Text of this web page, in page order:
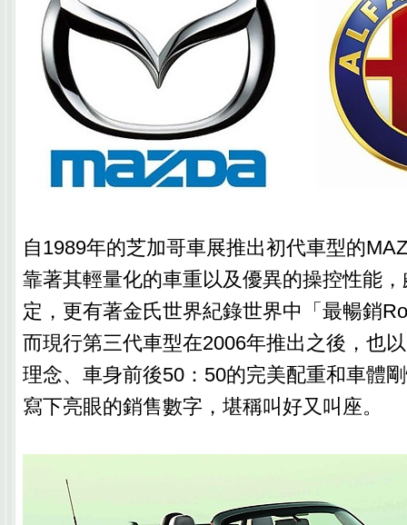
自1989年的芝加哥車展推出初代車型的
靠著其輕量化的車重以及優異的操控性能
定，更有著金氏世界紀錄世界中「最暢銷
而現行第三代車型在2006年推出之後，也
理念、車身前後50：50的完美配重和車體
寫下亮眼的銷售數字，堪稱叫好又叫座。